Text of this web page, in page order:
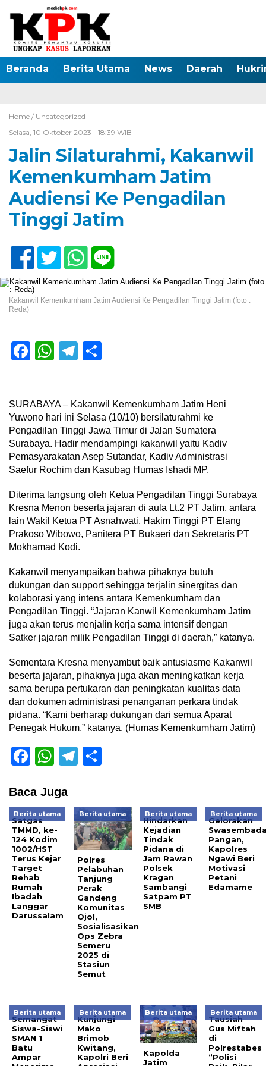
Beranda Berita Utama News Daerah
Home / Uncategorized
Selasa, 10 Oktober 2023 - 18:39 WIB
Jalin Silaturahmi, Kakanwil
Kemenkumham Jatim
Audiensi Ke Pengadilan
Tinggi Jatim
Kakanwil Kemenkumham Jatim Audiensi Ke Pengadilan Tinggi Jatim (foto :
Reda)
Facebook
WhatsApp
Telegram
SURABAYA – Kakanwil Kemenkumham Jatim Heni
Yuwono hari ini Selasa (10/10) bersilaturahmi ke
Pengadilan Tinggi Jawa Timur di Jalan Sumatera
Surabaya. Hadir mendampingi kakanwil yaitu Kadiv
Pemasyarakatan Asep Sutandar, Kadiv Administrasi
Saefur Rochim dan Kasubag Humas Ishadi MP.
Diterima langsung oleh Ketua Pengadilan Tinggi Surabaya
Kresna Menon beserta jajaran di aula Lt.2 PT Jatim, antara
lain Wakil Ketua PT Asnahwati, Hakim Tinggi PT Elang
Prakoso Wibowo, Panitera PT Bukaeri dan Sekretaris PT
Mokhamad Kodi.
Kakanwil menyampaikan bahwa pihaknya butuh
dukungan dan support sehingga terjalin sinergitas dan
kolaborasi yang intens antara Kemenkumham dan
Pengadilan Tinggi. “Jajaran Kanwil Kemenkumham Jatim
juga akan terus menjalin kerja sama intensif dengan
Satker jajaran milik Pengadilan Tinggi di daerah,” katanya.
Sementara Kresna menyambut baik antusiasme Kakanwil
beserta jajaran, pihaknya juga akan meningkatkan kerja
sama berupa pertukaran dan peningkatan kualitas data
dan dokumen administrasi penanganan perkara tindak
pidana. “Kami berharap dukungan dari semua Aparat
Penegak Hukum,” katanya. (Humas Kemenkumham Jatim)
Facebook
WhatsApp
Telegram
Baca Juga
Berita utama
Satgas
TMMD, ke-
124 Kodim
1002/HST
Terus Kejar
Target
Rehab
Rumah
Ibadah
Langgar
Darussalam
Berita utama
Polres
Pelabuhan
Tanjung
Perak
Gandeng
Komunitas
Ojol,
Sosialisasikan
Ops Zebra
Semeru
2025 di
Stasiun
Semut
Berita utama
Hindarkan
Kejadian
Tindak
Pidana di
Jam Rawan
Polsek
Kragan
Sambangi
Satpam PT
SMB
Berita utama
Gelorakan
Pangan,
Kapolres
Ngawi Beri
Motivasi
Petani
Edamame
Berita utama
Semangat
Siswa-Siswi
SMAN 1
Batu
Ampar
Berita utama
Kunjungi
Mako
Brimob
Kwitang,
Kapolri Beri
Berita utama
Kapolda
Jatim
Berita utama
Tausiah
Gus Miftah
di
Polrestabes
“Polisi